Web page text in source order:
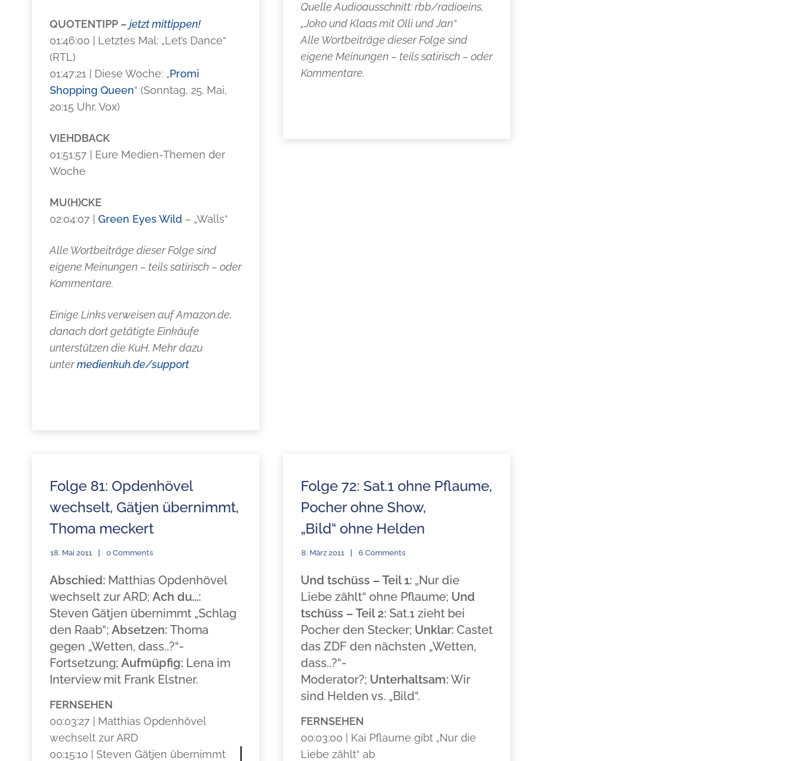
QUOTENTIPP – jetzt mittippen!
01:46:00 | Letztes Mal: „Let’s Dance“
(RTL)
01:47:21 | Diese Woche: „Promi
Shopping Queen“ (Sonntag, 25. Mai,
20:15 Uhr, Vox)
VIEHDBACK
01:51:57 | Eure Medien-Themen der
Woche
MU(H)CKE
02:04:07 | Green Eyes Wild– „Walls“
Alle Wortbeiträge dieser Folge sind
eigene Meinungen – teils satirisch – oder
Kommentare.
Einige Links verweisen auf Amazon.de,
danach dort getätigte Einkäufe
unterstützen die KuH. Mehr dazu
untermedienkuh.de/support
Quelle Audioausschnitt: rbb/radioeins,
„Joko und Klaas mit Olli und Jan“
Alle Wortbeiträge dieser Folge sind
eigene Meinungen – teils satirisch – oder
Kommentare.
Folge 81: Opdenhövel
wechselt, Gätjen übernimmt,
Thoma meckert
18. Mai 2011 0 Comments
Abschied: Matthias Opdenhövel
wechselt zur ARD; Ach du…:
Steven Gätjen übernimmt „Schlag
den Raab“; Absetzen: Thoma
gegen „Wetten, dass..?“-
Fortsetzung; Aufmüpfig: Lena im
Interview mit Frank Elstner.
FERNSEHEN
00:03:27 | Matthias Opdenhövel
wechselt zur ARD
00:15:10 | Steven Gätjen übernimmt
Folge 72: Sat.1 ohne Pflaume,
Pocher ohne Show,
„Bild“ ohne Helden
8. März 2011 6 Comments
Und tschüss – Teil 1: „Nur die
Liebe zählt“ ohne Pflaume; Und
tschüss – Teil 2: Sat.1 zieht bei
Pocher den Stecker; Unklar: Castet
das ZDF den nächsten „Wetten,
dass..?“-
Moderator?; Unterhaltsam: Wir
sind Helden vs. „Bild“.
FERNSEHEN
00:03:00 | Kai Pflaume gibt „Nur die
Liebe zählt“ ab